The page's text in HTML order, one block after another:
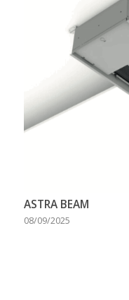
ASTRA BEAM
08/09/2025